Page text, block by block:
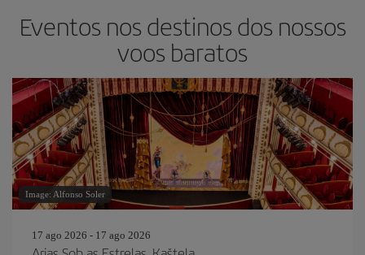
Eventos nos destinos dos nossos
voos baratos
Image: Alfonso Soler
17 ago 2026 - 17 ago 2026